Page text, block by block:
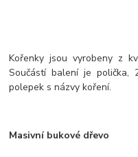
Kořenky jsou vyrobeny z
Součástí balení je
polepek s názvy koření.
Masivní bukové dřevo